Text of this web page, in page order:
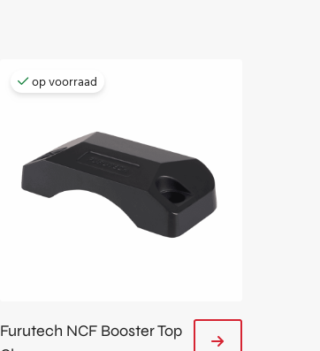
op voorraad
Furutech NCF Booster Top